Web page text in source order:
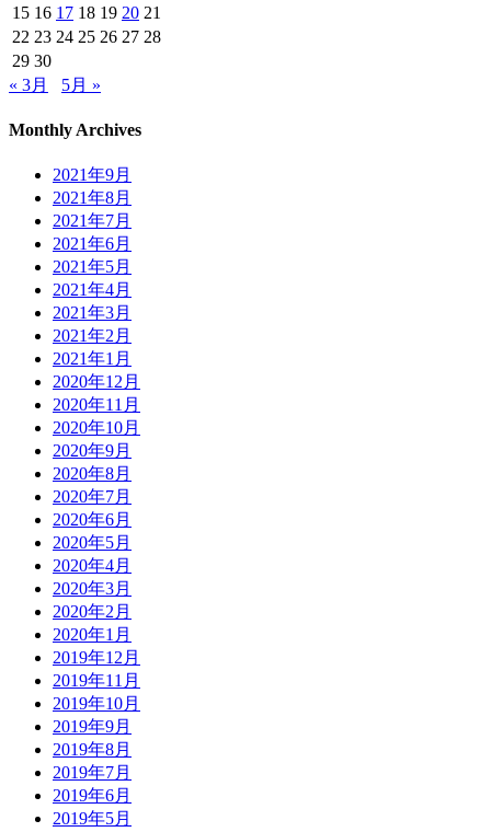
15 16 17 18 19 20 21
22 23 24 25 26 27 28
29 30
« 3月
5月 »
Monthly Archives
2021年9月
2021年8月
2021年7月
2021年6月
2021年5月
2021年4月
2021年3月
2021年2月
2021年1月
2020年12月
2020年11月
2020年10月
2020年9月
2020年8月
2020年7月
2020年6月
2020年5月
2020年4月
2020年3月
2020年2月
2020年1月
2019年12月
2019年11月
2019年10月
2019年9月
2019年8月
2019年7月
2019年6月
2019年5月